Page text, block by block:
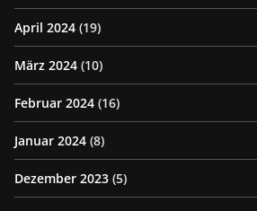
April 2024 (19)
März 2024 (10)
Februar 2024 (16)
Januar 2024 (8)
Dezember 2023 (5)